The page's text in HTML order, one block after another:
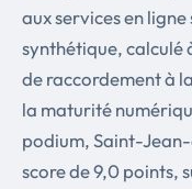
aux services en
synthétique, calculé
de raccordement à
la maturité
podium, Saint-
score de 9,0 points,